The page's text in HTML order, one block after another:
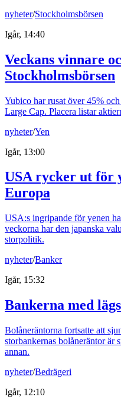
nyheter/Stockholmsbörsen
Igår, 14:40
Veckans vinnare
Stockholmsbörsen
Yubico har rusat över 45%
Large Cap. Placera listar
nyheter/Yen
Igår, 13:00
USA rycker ut för
Europa
USA:s ingripande för yenen
veckorna har den japanska
storpolitik.
nyheter/Banker
Igår, 15:32
Bankerna med
Bolåneräntorna fortsatte att
storbankernas bolåneräntor är
annan.
nyheter/Bedrägeri
Igår, 12:10